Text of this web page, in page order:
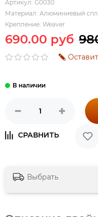
Артикул: G0030
Материал: Алюминиевый
Крепление: Weaver
690.00 руб
Выбрать